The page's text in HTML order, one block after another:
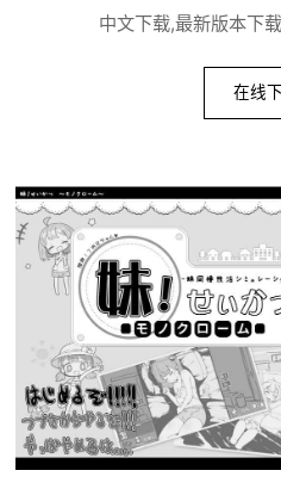
中文下载,最新版本下
在线